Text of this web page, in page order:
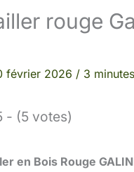
rouge
février 2026 / 3
- (5 votes)
en Bois Rouge